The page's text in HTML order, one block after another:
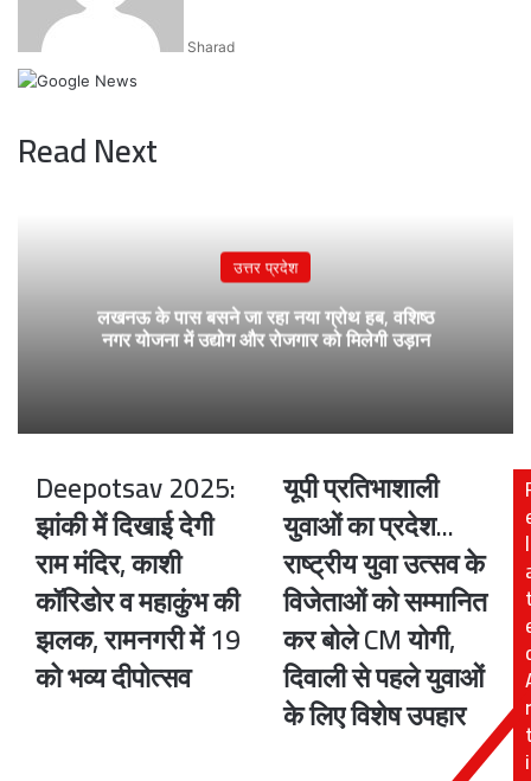
Sharad
Read Next
उत्तर प्रदेश
लखनऊ के पास बसने जा रहा नया ग्रोथ हब, वशिष्ठ
नगर योजना में उद्योग और रोजगार को मिलेगी उड़ान
Deepotsav
झांकी
में
दिखाई
देगी
राम
मंदिर,
काशी
Deepotsav 2025:
झांकी में दिखाई देगी
राम मंदिर, काशी
कॉरिडोर व महाकुंभ की
झलक, रामनगरी में 19
को भव्य दीपोत्सव
यूपी
प्रतिभाशाली
युवाओं
का
प्रदेश...
राष्ट्रीय
युवा
उत्सव
के
विजेताओं
को
यूपी प्रतिभाशाली
युवाओं का प्रदेश...
राष्ट्रीय युवा उत्सव के
विजेताओं को सम्मानित
कर बोले CM योगी,
दिवाली से पहले युवाओं
के लिए विशेष उपहार
l
r
i